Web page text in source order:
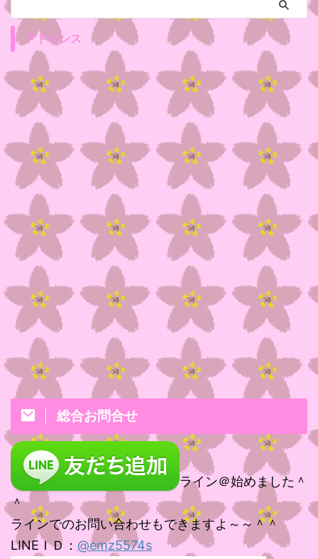
アドセンス
総合お問合せ
ライン＠始めました＾
＾
ラインでのお問い合わせもできますよ～～＾＾
LINEＩＤ： @emz5574s